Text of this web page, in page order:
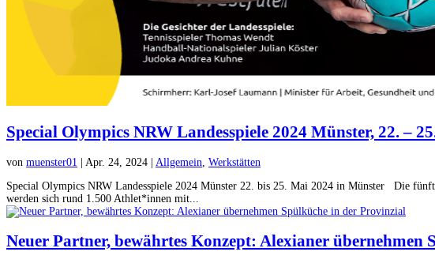
Special Olympics NRW Landesspiele 2024 Münster, 22. –
von muenster01 Apr. 24, 2024 Allgemein Werkstätten
Special Olympics NRW Landesspiele 2024 Münster 22. bis 25. Mai 2024 in Münster Die
werden sich rund 1.500 Athlet*innen mit...
Neuer Partner, bewährtes Konzept: Alexianer